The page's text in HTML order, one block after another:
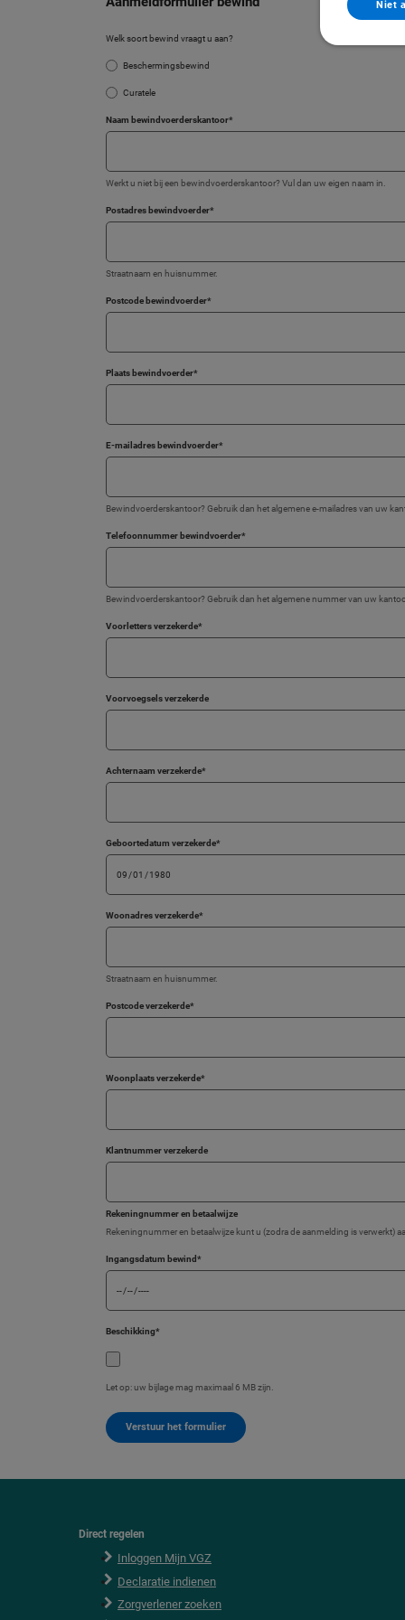
Welk soort bewind vraagt u aan?
Beschermingsbewind
Curatele
Naam bewindvoerderskantoor*
Werkt u niet bij een bewindvoerderskantoor? Vul dan uw eigen naam in.
Postadres bewindvoerder*
Straatnaam en huisnummer.
Postcode bewindvoerder*
Plaats bewindvoerder*
E-mailadres bewindvoerder*
Bewindvoerderskantoor? Gebruik dan het algemene e-mailadres van uw
Telefoonnummer bewindvoerder*
Bewindvoerderskantoor? Gebruik dan het algemene nummer van uw
Voorletters verzekerde*
Voorvoegsels verzekerde
Achternaam verzekerde*
Geboortedatum verzekerde*
Woonadres verzekerde*
Straatnaam en huisnummer.
Postcode verzekerde*
Woonplaats verzekerde*
Klantnummer verzekerde
Rekeningnummer en betaalwijze
Rekeningnummer en betaalwijze kunt u (zodra de aanmelding is verwerkt)
Ingangsdatum bewind*
Beschikking*
Let op: uw bijlage mag maximaal 6 MB zijn.
Direct regelen
Inloggen Mijn VGZ
Declaratie indienen
Zorgverlener zoeken
Niet